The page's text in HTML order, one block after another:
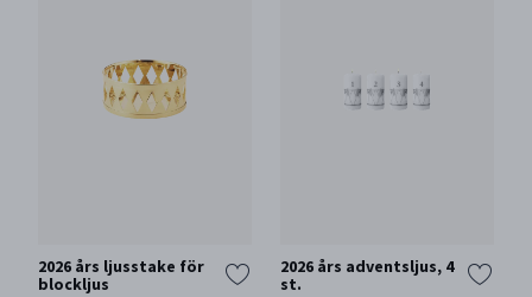
2026 års ljusstake för
blockljus
2026 års adventsljus, 4
st.